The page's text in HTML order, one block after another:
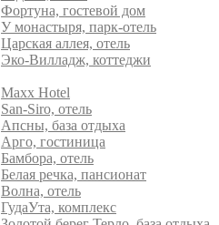
Фортуна, гостевой дом
У монастыря, парк-отель
Царская аллея, отель
Эко-Вилладж, коттеджи
Maxx Hotel
San-Siro, отель
Апсны, база отдыха
Арго, гостиница
Бамбора, отель
Белая речка, пансионат
Волна, отель
ГудаУта, комплекс